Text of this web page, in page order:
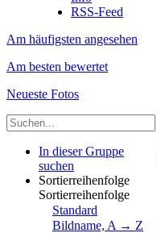
RSS-Feed
Am häufigsten angesehen
Am besten bewertet
Neueste Fotos
In dieser Gruppe
suchen
Sortierreihenfolge
Sortierreihenfolge
Standard
Bildname, A → Z